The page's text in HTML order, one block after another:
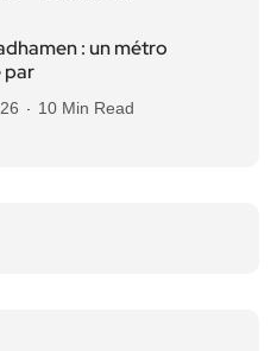
: un métro
par
10 Min Read